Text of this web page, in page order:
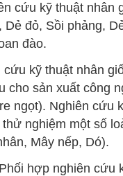
cứu kỹ thuật nhân
đỏ, Sồi phảng,
đào.
cứu kỹ thuật nhân
cho sản xuất công
ngọt). Nghiên cứu
nghiệm một số
Mây nếp, Dó).
Phối hợp nghiên cứu